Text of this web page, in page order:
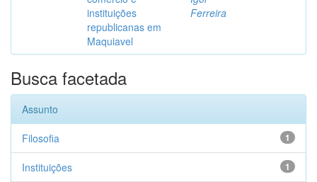
instituições
republicanas em
Maquiavel
Ferreira
Busca facetada
Assunto
1
Filosofia
1
Instituições